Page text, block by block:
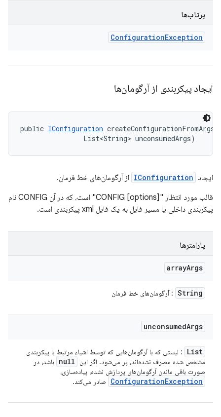
پرتاب‌ها
ConfigurationException
ایجاد پیکربندی از آرگومان‌ها
public IConfiguration
                List<String> unconsumedArgs)
ایجاد IConfiguration از آرگومان‌های خط فرمان.
قالب مورد انتظار "CONFIG [options]" است، که در آن CONFIG نام
پیکربندی داخلی یا مسیر فایل به یک فایل xml پیکربندی است.
پارامترها
arrayArgs
String : آرگومان‌های خط فرمان
unconsumedArgs
List
: لیستی که با آرگومان‌هایی که توسط اشیاء مرتبط با پیکربندی
مشخص شده مصرف نشده‌اند، پر می‌شود. اگر این
null
باشد، در
صورت باقی ماندن آرگومان‌های پردازش نشده، پیاده‌سازی،
ConfigurationException صادر می‌کند.